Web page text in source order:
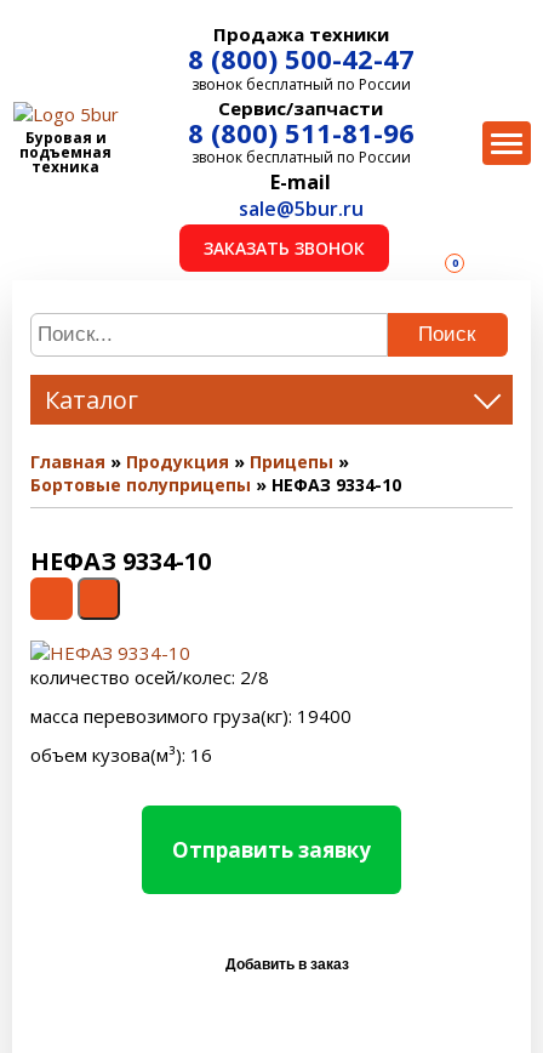
Буровая и
подъемная
техника
Продажа техники
8 (800) 500-42-47
звонок бесплатный по России
Сервис/запчасти
8 (800) 511-81-96
звонок бесплатный по России
E-mail
sale@5bur.ru
ЗАКАЗАТЬ ЗВОНОК
0
Поиск
Каталог
Главная Продукция
Прицепы
Бортовые полуприцепы
НЕФАЗ 9334-10
НЕФАЗ 9334-10
количество осей/колес: 2/8
масса перевозимого груза(кг): 19400
объем кузова(м³): 16
Отправить заявку